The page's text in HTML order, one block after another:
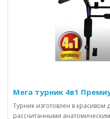
Мега турник 4в1
Турник изготовлен в красивом
рассчитанными